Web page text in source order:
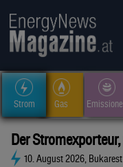
Strom Gas
Der
10. August 2026, Bukarest